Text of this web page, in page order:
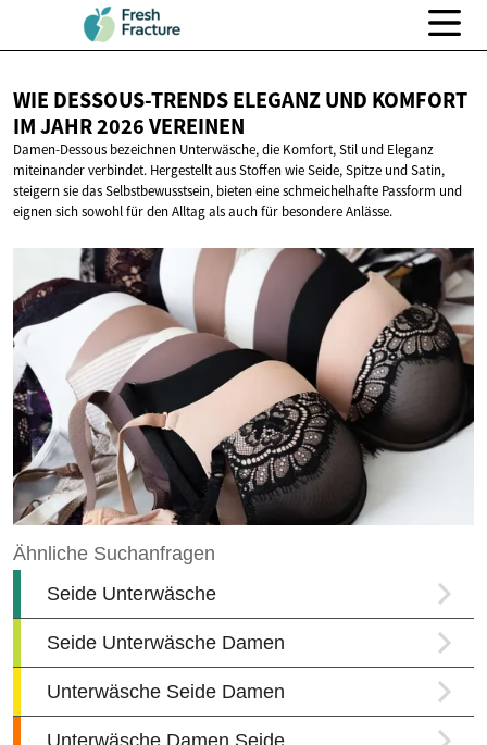
WIE DESSOUS-TRENDS ELEGANZ UND KOMFORT
IM JAHR2026 VEREINEN
Damen-Dessous bezeichnen Unterwäsche, die Komfort, Stil und Eleganz
miteinander verbindet. Hergestellt aus Stoffen wie Seide, Spitze und Satin,
steigern sie das Selbstbewusstsein, bieten eine schmeichelhafte Passform und
eignen sich sowohl für den Alltag als auch für besondere Anlässe.